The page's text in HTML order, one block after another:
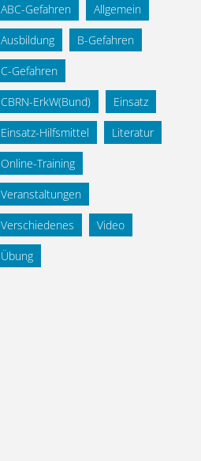
ABC-Gefahren Allgemein
Ausbildung B-Gefahren
C-Gefahren
CBRN-ErkW(Bund) Einsatz
Einsatz-Hilfsmittel Literatur
Online-Training
Veranstaltungen
Verschiedenes Video
Übung